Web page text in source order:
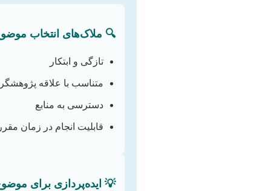
🔍 ملاک‌های انتخاب
تازگی و ابتکار
متناسب با علاقه پژوهشگر
دسترسی به منابع
قابلیت انجام در زمان
💡 ایده‌پردازی برای